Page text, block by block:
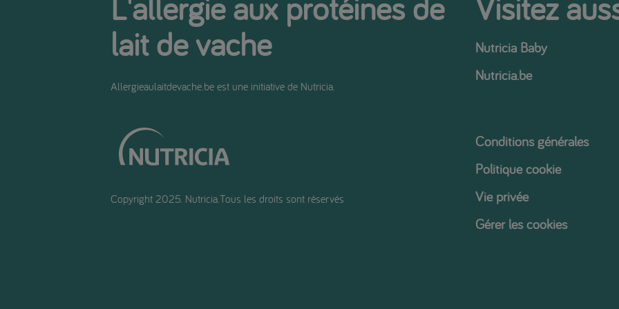
lait de vache
Allergieaulaitdevache.be est une initiative de Nutricia.
Nutricia Baby
Nutricia.be
Copyright 2025. Nutricia.Tous les droits sont réservés
Conditions générales
Politique cookie
Vie privée
Gérer les cookies